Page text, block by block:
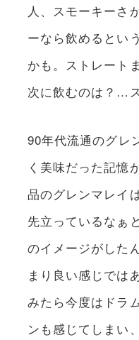
人、スモーキーさ
ーなら飲めるとい
かも。ストレート
次に飲むのは？…
90年代流通のグレ
く美味だった記憶
品のグレンマレイ
先立っているなぁ
のイメージがした
まり良い感じでは
みたら今度はドラ
ンも感じてしまい